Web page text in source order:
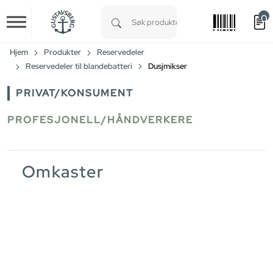
Skip to main content
0
Hjem Produkter
Reservedeler
Reservedeler til blandebatteri
Dusjmikser
PRIVAT/KONSUMENT
PROFESJONELL/HÅNDVERKERE
Omkaster